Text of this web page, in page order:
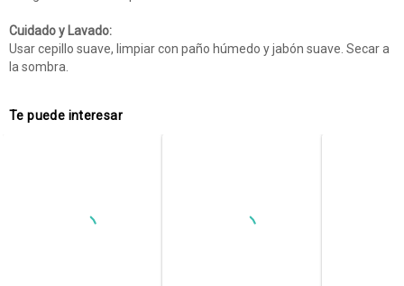
Cuidado y Lavado:
Usar cepillo suave, limpiar con paño húmedo y jabón suave. Secar a
la sombra.
Te puede interesar